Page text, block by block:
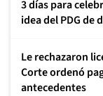
3 días para
idea del PDG de
Le rechazaron
Corte ordenó
antecedentes